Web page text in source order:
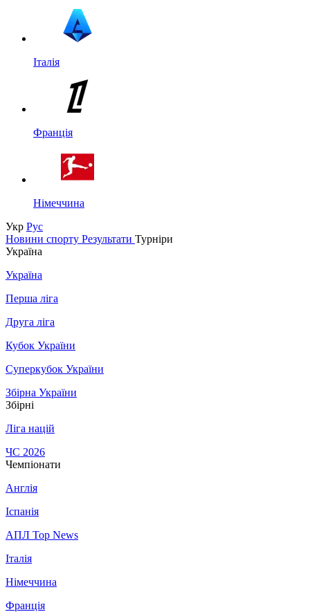
Італія
Франція
Німеччина
Укр Рус
Новини спорту Результати Турніри
Україна
Україна
Перша ліга
Друга ліга
Кубок України
Суперкубок України
Збірна України
Збірні
Ліга націй
ЧС 2026
Чемпіонати
Англія
Іспанія
АПЛ Top News
Італія
Німеччина
Франція